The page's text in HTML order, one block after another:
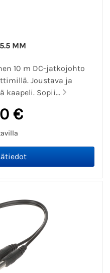
MM
10 m DC-jatkojohto
Joustava ja
kaapeli. Sopii...
€